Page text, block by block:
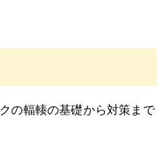
の輻輳の基礎から対策まで